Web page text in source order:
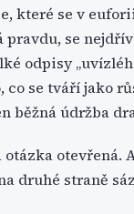
které se v
pravdu, se
odpisy
co se tváří jako
běžná údržba
otevřená.
druhé straně